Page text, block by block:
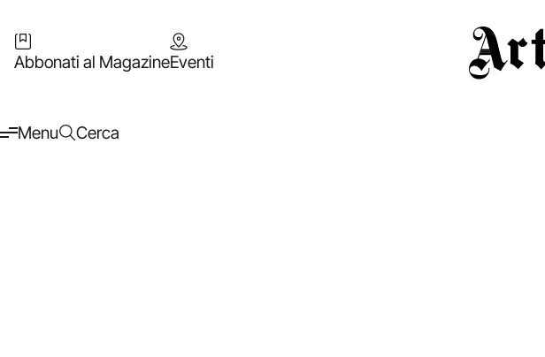
Abbonati al MagazineEventi
Menu Cerca